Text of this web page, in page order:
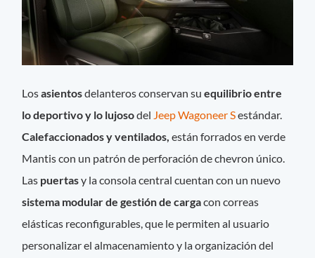
Losasientosdelanteros conservan suequilibrio entre
lo deportivo y lo lujosodel Jeep Wagoneer Sestándar.
Calefaccionados y ventilados, están forrados en verde
Mantis con un patrón de perforación de chevron único.
Las puertasy la consola central cuentan con un nuevo
sistema modular de gestión de cargacon correas
elásticas reconfigurables, que le permiten al usuario
personalizar el almacenamiento y la organización del